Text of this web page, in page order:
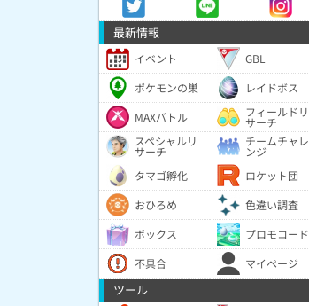
最新情報
イベント
GBL
ポケモンの巣
レイドボス
MAXバトル
フィールドリ
サーチ
スペシャルリ
サーチ
チームチャレ
ンジ
タマゴ孵化
ロケット団
おひろめ
色違い調査
ボックス
プロモコード
不具合
マイページ
ツール